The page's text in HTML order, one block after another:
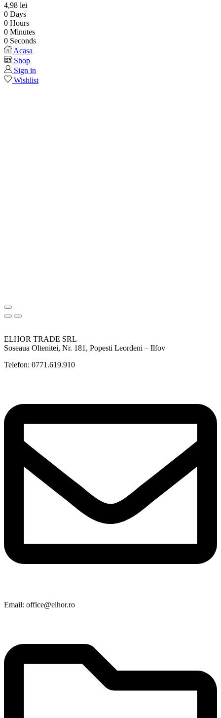
4,98 lei
0 Days
0 Hours
0 Minutes
0 Seconds
Acasa
Shop
Sign in
Wishlist
ELHOR TRADE SRL
Soseaua Oltenitei, Nr. 181, Popesti Leordeni – Ilfov
Telefon: 0771.619.910
Email: office@elhor.ro